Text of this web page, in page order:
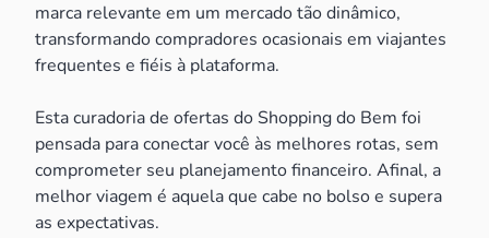
marca relevante em um mercado tão dinâmico,
transformando compradores ocasionais em viajantes
frequentes e fiéis à plataforma.
Esta curadoria de ofertas do Shopping do Bem foi
pensada para conectar você às melhores rotas, sem
comprometer seu planejamento financeiro. Afinal, a
melhor viagem é aquela que cabe no bolso e supera
as expectativas.